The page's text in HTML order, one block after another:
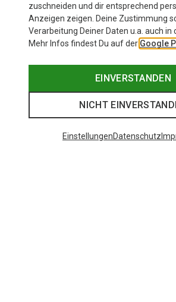
zuschneiden und dir entsprechend
Anzeigen zeigen. Deine Zustimmung
Verarbeitung Deiner Daten u.a. auch in
Mehr Infos findest Du auf der Google
EINVERSTANDEN
NICHT
EinstellungenDatenschutz